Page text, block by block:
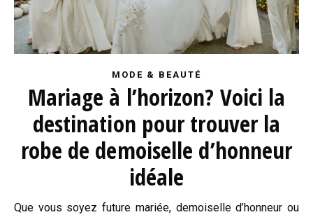
MODE & BEAUTÉ
Mariage à l’horizon? Voici la
destination pour trouver la
robe de demoiselle d’honneur
idéale
Que vous soyez future mariée, demoiselle d’honneur ou